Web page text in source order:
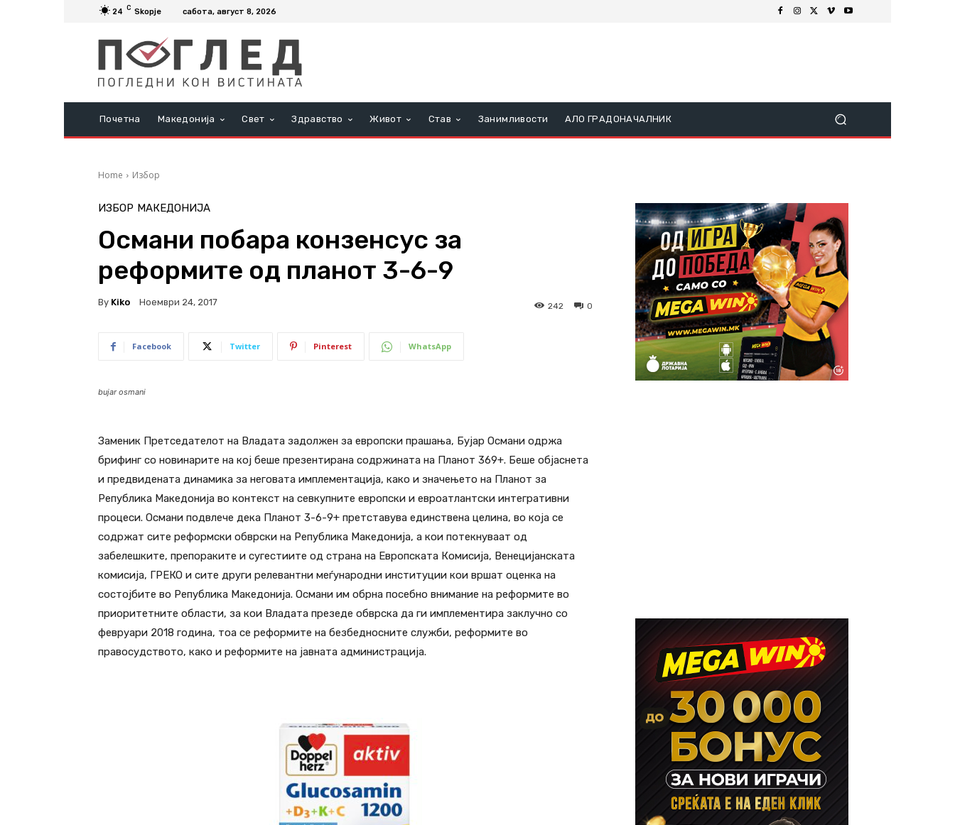
24 C Skopje сабота, август 8, 2026
Почетна Македонија Свет Здравство Живот Став Занимливости АЛО ГРАДОНАЧАЛНИК
Home Избор
ИЗБОР МАКЕДОНИЈА
Османи побара конзенсус за
реформите од планот 3-6-9
By Kiko Ноември 24, 2017 0
242
Facebook Twitter Pinterest WhatsApp
bujar osmani
Заменик Претседателот на Владата задолжен за европски прашања, Бујар Османи одржа
брифинг со новинарите на кој беше презентирана содржината на Планот 369+. Беше објаснета
и предвидената динамика за неговата имплементација, како и значењето на Планот за
Република Македонија во контекст на севкупните европски и евроатлантски интегративни
процеси. Османи подвлече дека Планот 3-6-9+ претставува единствена целина, во која се
содржат сите реформски обврски на Република Македонија, а кои потекнуваат од
забелешките, препораките и сугестиите од страна на Европската Комисија, Венецијанската
комисија, ГРЕКО и сите други релевантни меѓународни институции кои вршат оценка на
состојбите во Република Македонија. Османи им обрна посебно внимание на реформите во
приоритетните области, за кои Владата презеде обврска да ги имплементира заклучно со
февруари 2018 година, тоа се реформите на безбедносните служби, реформите во
правосудството, како и реформите на јавната администрација.